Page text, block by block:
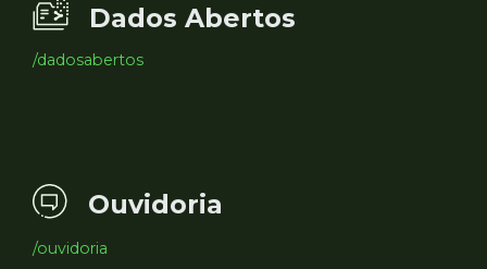
Dados Abertos
/dadosabertos
Ouvidoria
/ouvidoria